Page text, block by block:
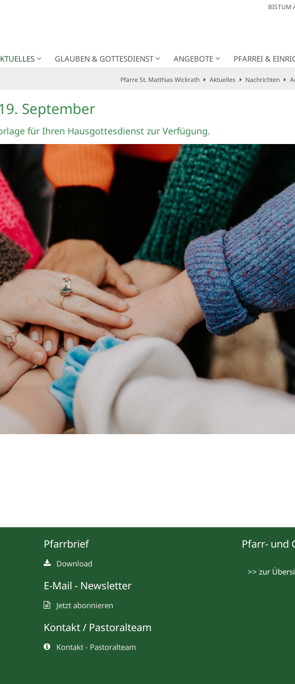
BISTUM
GLAUBEN & GOTTESDIENST ANGEBOTE PFARREI &
Pfarre St. Matthias Wickrath Aktuelles Nachrichten
September
für Ihren Hausgottesdienst zur Verfügung.
Pfarrbrief
Download
E-Mail - Newsletter
Jetzt abonnieren
Kontakt / Pastoralteam
Kontakt - Pastoralteam
Pfarr- und
>> zur